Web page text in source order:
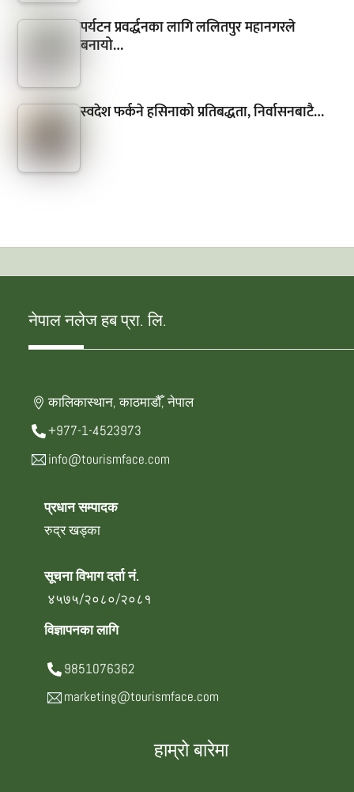
पर्यटन प्रवर्द्धनका लागि ललितपुर महानगरले
बनायो…
स्वदेश फर्कने हसिनाको प्रतिबद्धता, निर्वासनबाटै…
नेपाल नलेज हब प्रा. लि.
कालिकास्थान, काठमाडौँ, नेपाल
+977-1-4523973
info@tourismface.com
प्रधान सम्पादक
रुद्र खड्का
सूचना विभाग दर्ता नं.
४५७५/२०८०/२०८१
विज्ञापनका लागि
9851076362
marketing@tourismface.com
हाम्रो बारेमा